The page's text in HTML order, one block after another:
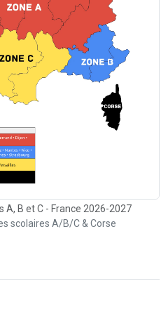
A, B et C - France 2026-2027
scolaires A/B/C & Corse